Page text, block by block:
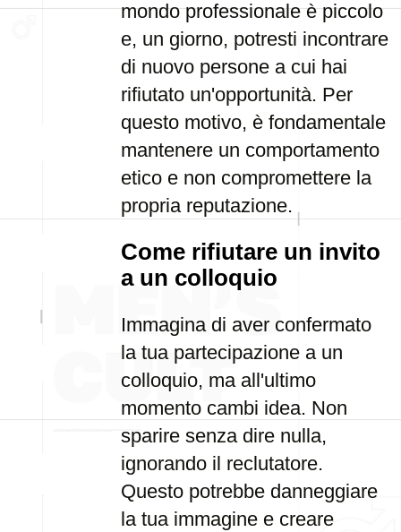
mondo professionale è piccolo
e, un giorno, potresti incontrare
di nuovo persone a cui hai
rifiutato un'opportunità. Per
questo motivo, è fondamentale
mantenere un comportamento
etico e non compromettere la
propria reputazione.
Come rifiutare un invito
a un colloquio
Immagina di aver confermato
la tua partecipazione a un
colloquio, ma all'ultimo
momento cambi idea. Non
sparire senza dire nulla,
ignorando il reclutatore.
Questo potrebbe danneggiare
la tua immagine e creare